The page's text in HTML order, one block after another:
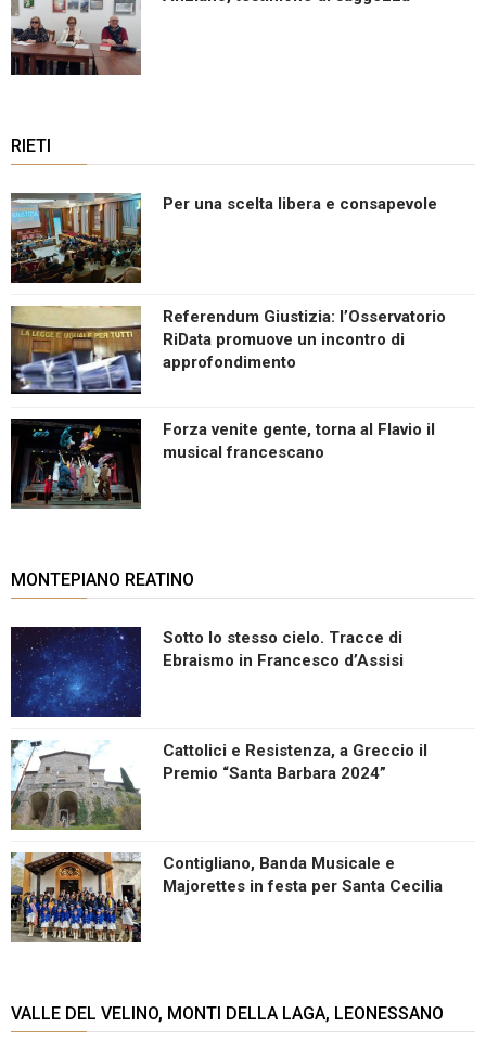
RIETI
Per una scelta libera e consapevole
Referendum Giustizia: l’Osservatorio
RiData promuove un incontro di
approfondimento
Forza venite gente, torna al Flavio il
musical francescano
MONTEPIANO REATINO
Sotto lo stesso cielo. Tracce di
Ebraismo in Francesco d’Assisi
Cattolici e Resistenza, a Greccio il
Premio “Santa Barbara 2024”
Contigliano, Banda Musicale e
Majorettes in festa per Santa Cecilia
VALLE DEL VELINO, MONTI DELLA LAGA, LEONESSANO